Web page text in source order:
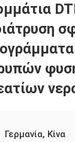
Γερμανία, Κίνα